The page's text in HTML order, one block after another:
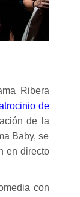
Ribera
de
de la
Baby, se
en directo
con